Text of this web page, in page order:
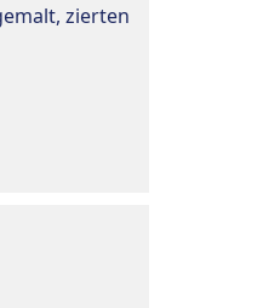
zierten